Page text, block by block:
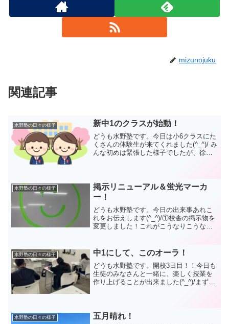
mizunojuku
関連記事
水野塾の日々の様子 新中1のクラスが始動！
どうも水野塾です。今日は小6クラスにた
くさんの体験生が来てくれました(^_^)/ み
んな初めは緊張した様子でしたが、徐々
してくれまし...
水野塾の日々の様子
掲示リニューアル＆蛍光マーカ
ー！
どうも水野塾です。今日の出来事あれこ
れをお伝えします(^_^)/①校舎の掲示物を
変更しました！これがこうなりこうなり
おります(/・ω・)/②ホワイトボード用の
蛍光マー...
水野塾の日々の様子 中1にして、このオーラ！
どうも水野塾です。開校3日目！！今日も
生徒のみなさんと一緒に、楽しく授業を
作り上げることが出来ました(^_^)/まずは
学年の算...
水野塾の日々の様子 五月晴れ！